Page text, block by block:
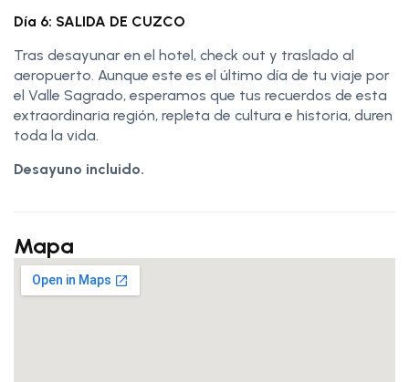
Día 6: SALIDA DE CUZCO
Tras desayunar en el hotel, check out y traslado al
aeropuerto. Aunque este es el último día de tu viaje por
el Valle Sagrado, esperamos que tus recuerdos de esta
extraordinaria región, repleta de cultura e historia, duren
toda la vida.
Desayuno incluido.
Mapa